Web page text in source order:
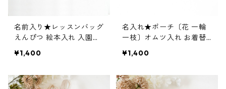
名前入り★レッスンバッグ
えんぴつ 絵本入れ 入園入
¥1,400
名入れ★ポーチ〔花 一輪
一枝〕オムツ入れ お着替
産祝い
¥1,400